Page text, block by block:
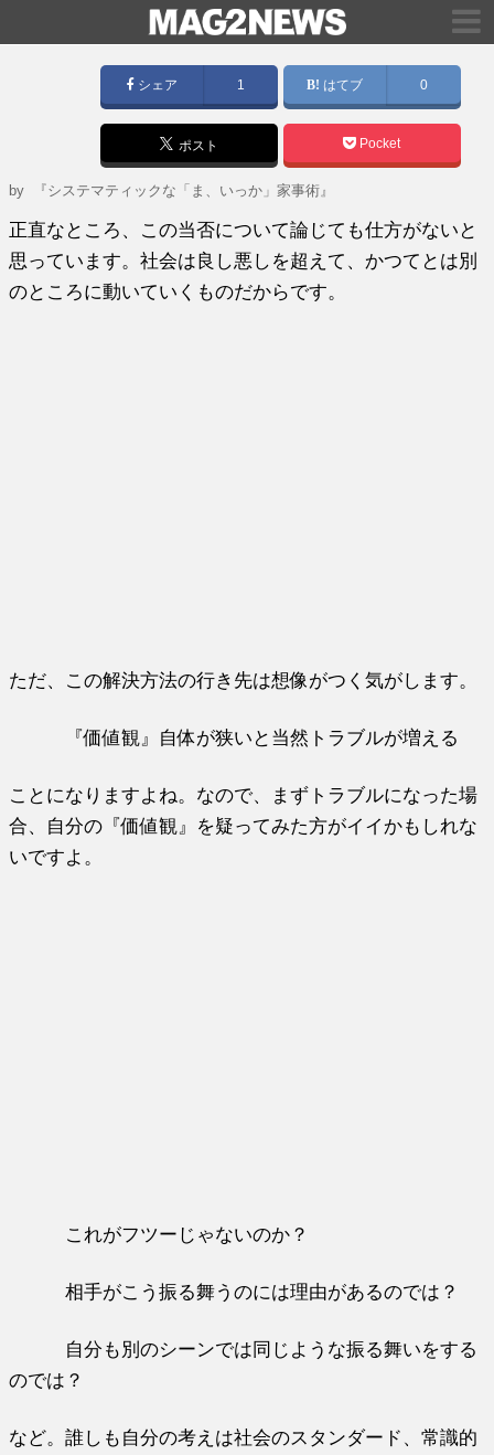
シェア 1 はてブ 0
ポスト Pocket
by 『システマティックな「ま、いっか」家事術』
正直なところ、この当否について論じても仕方がないと
思っています。社会は良し悪しを超えて、かつてとは別
のところに動いていくものだからです。
ただ、この解決方法の行き先は想像がつく気がします。
『価値観』自体が狭いと当然トラブルが増える
ことになりますよね。なので、まずトラブルになった場
合、自分の『価値観』を疑ってみた方がイイかもしれな
いですよ。
これがフツーじゃないのか？
相手がこう振る舞うのには理由があるのでは？
自分も別のシーンでは同じような振る舞いをする
のでは？
など。誰しも自分の考えは社会のスタンダード、常識的